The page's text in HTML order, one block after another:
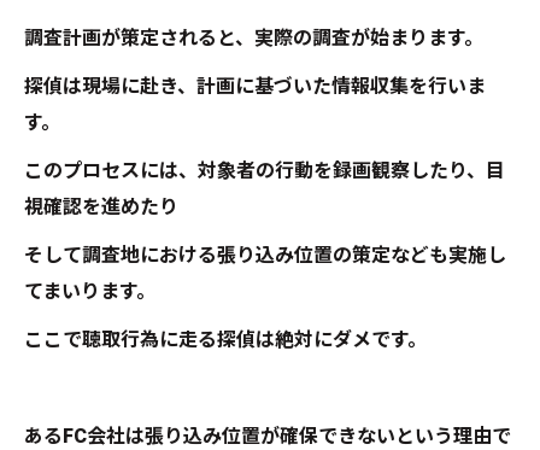
調査計画が策定されると、実際の調査が始まります。
探偵は現場に赴き、計画に基づいた情報収集を行いま
す。
このプロセスには、対象者の行動を録画観察したり、目
視確認を進めたり
そして調査地における張り込み位置の策定なども実施し
てまいります。
ここで聴取行為に走る探偵は絶対にダメです。
あるFC会社は張り込み位置が確保できないという理由で